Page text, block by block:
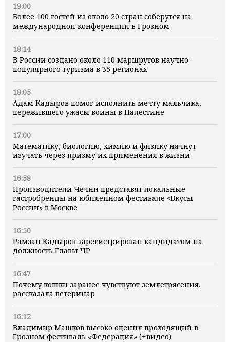
19:00
Более 100 гостей из около 20 стран соберутся на
международной конференции в Грозном
18:14
В России создано около 110 маршрутов научно-
популярного туризма в 35 регионах
18:05
Адам Кадыров помог исполнить мечту мальчика,
пережившего ужасы войны в Палестине
17:00
Математику, биологию, химию и физику начнут
изучать через призму их применения в жизни
16:58
Производители Чечни представят локальные
гастробренды на юбилейном фестивале «Вкусы
России» в Москве
16:50
Рамзан Кадыров зарегистрирован кандидатом на
должность Главы ЧР
16:47
Почему кошки заранее чувствуют землетрясения,
рассказала ветеринар
16:12
Владимир Машков высоко оценил проходящий в
Грозном фестиваль «Федерация» (+видео)